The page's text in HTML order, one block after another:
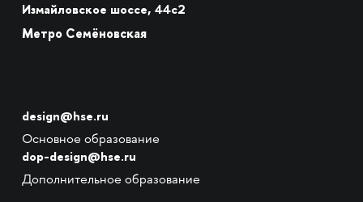
Измайловское шоссе, 44с2
Метро Семёновская
design@hse.ru
Основное образование
dop-design@hse.ru
Дополнительное образование